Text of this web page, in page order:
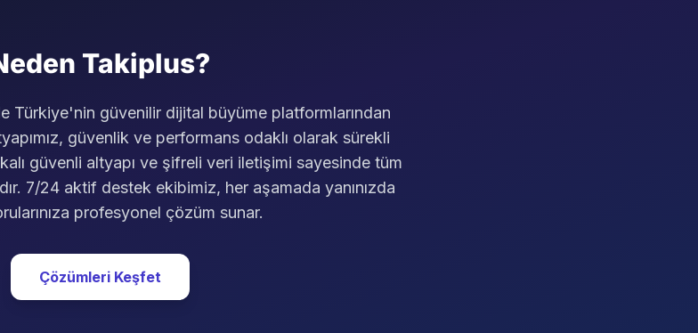
Takiplus?
Türkiye'nin güvenilir dijital büyüme platformlarından
güvenlik ve performans odaklı olarak sürekli
güvenli altyapı ve şifreli veri iletişimi sayesinde tüm
7/24 aktif destek ekibimiz, her aşamada yanınızda
profesyonel çözüm sunar.
Çözümleri Keşfet